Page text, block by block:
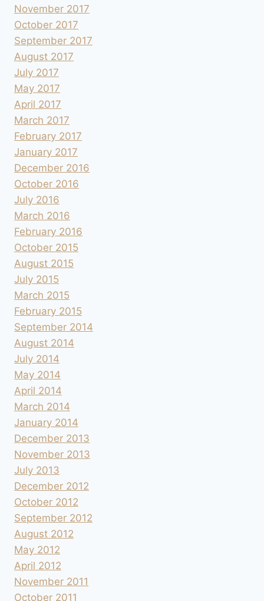
November 2017
October 2017
September 2017
August 2017
July 2017
May 2017
April 2017
March 2017
February 2017
January 2017
December 2016
October 2016
July 2016
March 2016
February 2016
October 2015
August 2015
July 2015
March 2015
February 2015
September 2014
August 2014
July 2014
May 2014
April 2014
March 2014
January 2014
December 2013
November 2013
July 2013
December 2012
October 2012
September 2012
August 2012
May 2012
April 2012
November 2011
October 2011